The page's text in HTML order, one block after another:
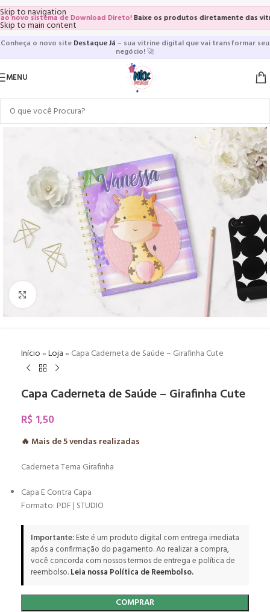
Skip to navigation
Skip to main content
sistema de Download Direto!Baixe os produtos diretamente das
Conheça o novo site Destaque Já – sua vitrine digital que vai transformar seu
negócio!🚀
MENU
Início»Loja» Capa Caderneta de Saúde – Girafinha Cute
Capa Caderneta de Saúde – Girafinha Cute
R$ 1,50
🔥 Mais de5vendas realizadas
Caderneta Tema Girafinha
Capa E Contra Capa
Formato: PDF | STUDIO
Importante:Este é um produto digital com entrega imediata
após a confirmação do pagamento. Ao realizar a compra,
você concorda com nossos termos de entrega e política de
reembolso.Leia nossa Política de Reembolso.
COMPRAR